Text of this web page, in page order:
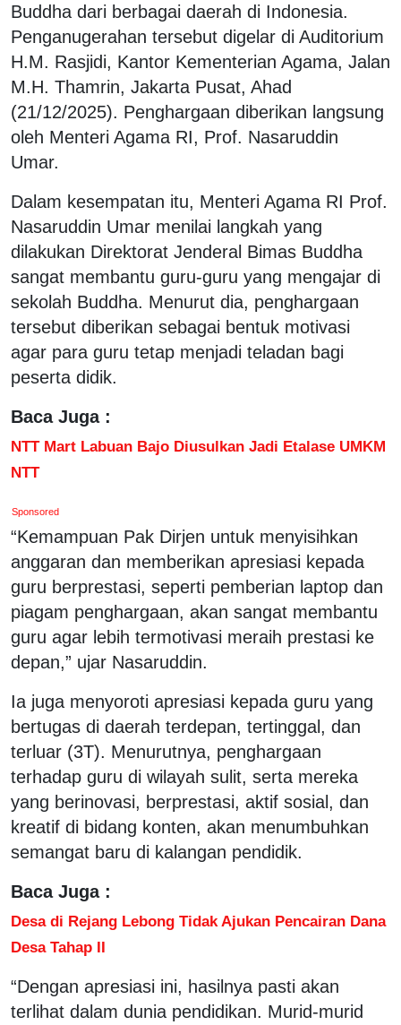
Buddha dari berbagai daerah di Indonesia.
Penganugerahan tersebut digelar di Auditorium
H.M. Rasjidi, Kantor Kementerian Agama, Jalan
M.H. Thamrin, Jakarta Pusat, Ahad
(21/12/2025). Penghargaan diberikan langsung
oleh Menteri Agama RI, Prof. Nasaruddin
Umar.
Dalam kesempatan itu, Menteri Agama RI Prof.
Nasaruddin Umar menilai langkah yang
dilakukan Direktorat Jenderal Bimas Buddha
sangat membantu guru-guru yang mengajar di
sekolah Buddha. Menurut dia, penghargaan
tersebut diberikan sebagai bentuk motivasi
agar para guru tetap menjadi teladan bagi
peserta didik.
Baca Juga :
NTT Mart Labuan Bajo Diusulkan Jadi Etalase UMKM
NTT
Sponsored
“Kemampuan Pak Dirjen untuk menyisihkan
anggaran dan memberikan apresiasi kepada
guru berprestasi, seperti pemberian laptop dan
piagam penghargaan, akan sangat membantu
guru agar lebih termotivasi meraih prestasi ke
depan,” ujar Nasaruddin.
Ia juga menyoroti apresiasi kepada guru yang
bertugas di daerah terdepan, tertinggal, dan
terluar (3T). Menurutnya, penghargaan
terhadap guru di wilayah sulit, serta mereka
yang berinovasi, berprestasi, aktif sosial, dan
kreatif di bidang konten, akan menumbuhkan
semangat baru di kalangan pendidik.
Baca Juga :
Desa di Rejang Lebong Tidak Ajukan Pencairan Dana
Desa Tahap II
“Dengan apresiasi ini, hasilnya pasti akan
terlihat dalam dunia pendidikan. Murid-murid